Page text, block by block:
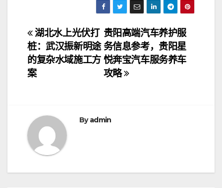
文
章
导
贵阳高端汽车养护服
务信息参考，贵阳星
悦奔宝汽车服务养车
攻略
湖北水上光伏打
桩：武汉振新明途
的复杂水域施工方
案
Byadmin